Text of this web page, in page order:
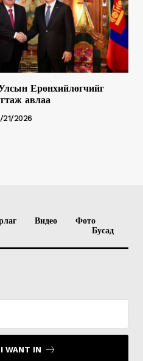
Ерөнхийлөгчийг
авлаа
21/2026
Видео
Фото
Бусад
I WANT IN